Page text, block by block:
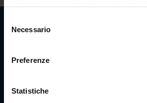
delNecessario
Preferenze
Statistiche
Sede La Spezia
19136 La Spezia (SP)
info@vigilanzalalince.it